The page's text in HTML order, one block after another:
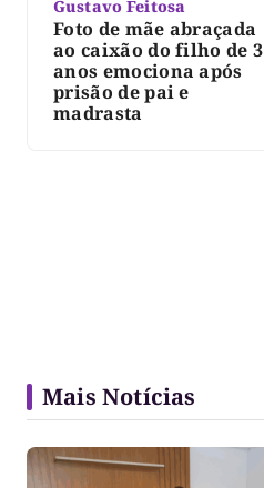
Gustavo Feitosa
Foto de mãe abraçada
ao caixão do filho de 3
anos emociona após
prisão de pai e
madrasta
Mais Notícias